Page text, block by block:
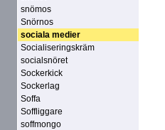
snömos
Snörnos
sociala medier
Socialiseringskräm
socialsnöret
Sockerkick
Sockerlag
Soffa
Soffliggare
soffmongo